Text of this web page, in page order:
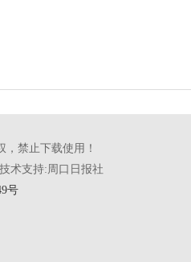
禁止下载使用！
技术支持:周口日报社
号